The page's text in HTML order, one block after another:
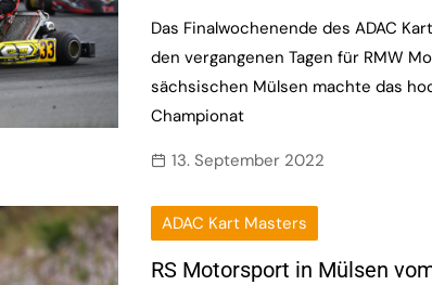
Das Finalwochenende des ADAC
den vergangenen Tagen für RMW
sächsischen Mülsen machte das
Championat
13. September 2022
ADAC Kart Masters
RS Motorsport in Mülsen